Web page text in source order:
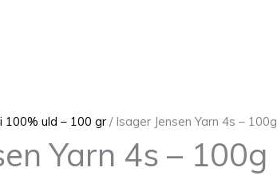
100% uld – 100 gr / Isager Jensen Yarn 4s – 100g
Yarn 4s – 100g